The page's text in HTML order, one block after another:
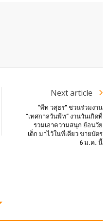
Next article
“พีท วสุธร” ชวนร่วมงาน
“เทศกาลวันพีท” งานวันเกิดที่
รวมเอาความสนุก ย้อนวัย
เด็ก มาไว้ในที่เดียว ขายบัตร
6 ม.ค. นี้